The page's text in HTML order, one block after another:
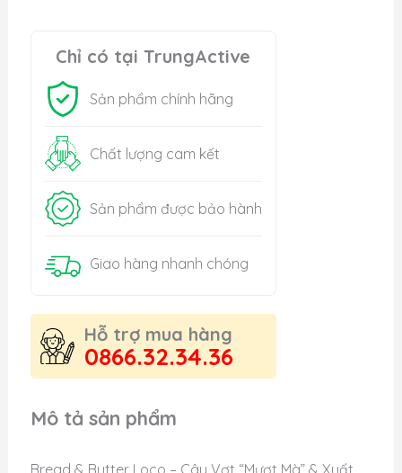
Chỉ có tại TrungActive
Sản phẩm chính hãng
Chất lượng cam kết
Sản phẩm được bảo hành
Giao hàng nhanh chóng
Hỗ trợ mua hàng
0866.32.34.36
Mô tả sản phẩm